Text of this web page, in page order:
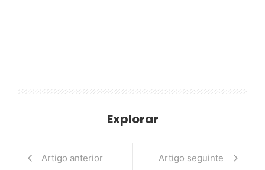
Explorar
Artigo anterior Artigo seguinte